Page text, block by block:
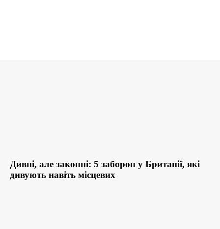
Дивні, але законні: 5 заборон у Британії, які
дивують навіть місцевих